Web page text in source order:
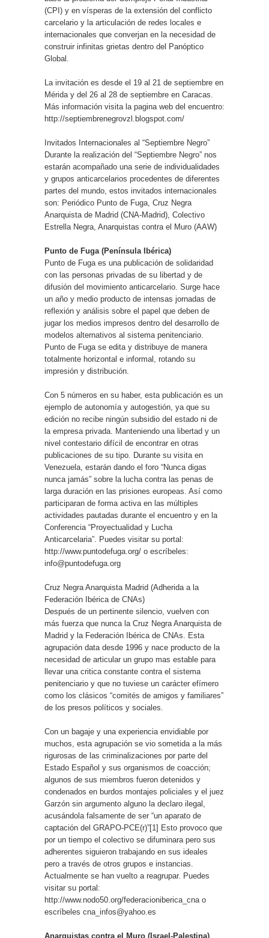
(CPI) y en vísperas de la extensión del conflicto
carcelario y la articulación de redes locales e
internacionales que converjan en la necesidad de
construir infinitas grietas dentro del Panóptico
Global.
La invitación es desde el 19 al 21 de septiembre en
Mérida y del 26 al 28 de septiembre en Caracas.
Más información visita la pagina web del encuentro:
http://septiembrenegrovzl.blogspot.com/
Invitados Internacionales al “Septiembre Negro”
Durante la realización del “Septiembre Negro” nos
estarán acompañado una serie de individualidades
y grupos anticarcelarios procedentes de diferentes
partes del mundo, estos invitados internacionales
son: Periódico Punto de Fuga, Cruz Negra
Anarquista de Madrid (CNA-Madrid), Colectivo
Estrella Negra, Anarquistas contra el Muro (AAW)
Punto de Fuga (Península Ibérica)
Punto de Fuga es una publicación de solidaridad
con las personas privadas de su libertad y de
difusión del movimiento anticarcelario. Surge hace
un año y medio producto de intensas jornadas de
reflexión y análisis sobre el papel que deben de
jugar los medios impresos dentro del desarrollo de
modelos alternativos al sistema penitenciario.
Punto de Fuga se edita y distribuye de manera
totalmente horizontal e informal, rotando su
impresión y distribución.
Con 5 números en su haber, esta publicación es un
ejemplo de autonomía y autogestión, ya que su
edición no recibe ningún subsidio del estado ni de
la empresa privada. Manteniendo una libertad y un
nivel contestario difícil de encontrar en otras
publicaciones de su tipo. Durante su visita en
Venezuela, estarán dando el foro “Nunca digas
nunca jamás” sobre la lucha contra las penas de
larga duración en las prisiones europeas. Así como
participaran de forma activa en las múltiples
actividades pautadas durante el encuentro y en la
Conferencia “Proyectualidad y Lucha
Anticarcelaria”. Puedes visitar su portal:
http://www.puntodefuga.org/ o escríbeles:
info@puntodefuga.org
Cruz Negra Anarquista Madrid (Adherida a la
Federación Ibérica de CNAs)
Después de un pertinente silencio, vuelven con
más fuerza que nunca la Cruz Negra Anarquista de
Madrid y la Federación Ibérica de CNAs. Esta
agrupación data desde 1996 y nace producto de la
necesidad de articular un grupo mas estable para
llevar una critica constante contra el sistema
penitenciario y que no tuviese un carácter efímero
como los clásicos “comités de amigos y familiares”
de los presos políticos y sociales.
Con un bagaje y una experiencia envidiable por
muchos, esta agrupación se vio sometida a la más
rigurosas de las criminalizaciones por parte del
Estado Español y sus organismos de coacción;
algunos de sus miembros fueron detenidos y
condenados en burdos montajes policiales y el juez
Garzón sin argumento alguno la declaro ilegal,
acusándola falsamente de ser “un aparato de
captación del GRAPO-PCE(r)”[1] Esto provoco que
por un tiempo el colectivo se difuminara pero sus
adherentes siguieron trabajando en sus ideales
pero a través de otros grupos e instancias.
Actualmente se han vuelto a reagrupar. Puedes
visitar su portal:
http://www.nodo50.org/federacioniberica_cna o
escríbeles cna_infos@yahoo.es
Anarquistas contra el Muro (Israel-Palestina)